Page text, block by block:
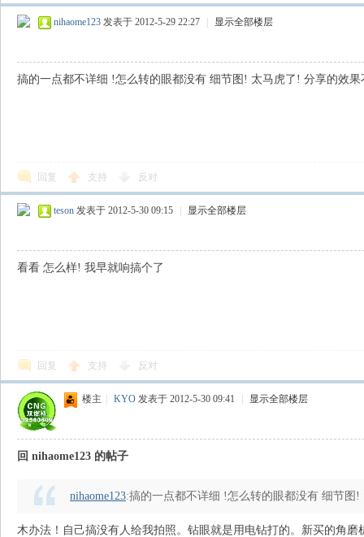
nihaome123 发表于 2012-5-29 22:27 显示全部楼层
搞的一点都不详细 !怎么转的眼都没有 细节图! 太马虎了! 分享的效
回复 支持 反对
teson 发表于 2012-5-30 09:15 显示全部楼层
看看 怎么样! 我早就响搞个了
回复 支持 反对
楼主 KYO 发表于 2012-5-30 09:41 显示全部楼层
回 nihaome123 的帖子
nihaome123:搞的一点都不详细 !怎么转的眼都没有 细节图
木办法！自己搞没有人给我拍照。钻眼就是用电钻打的。新买的角